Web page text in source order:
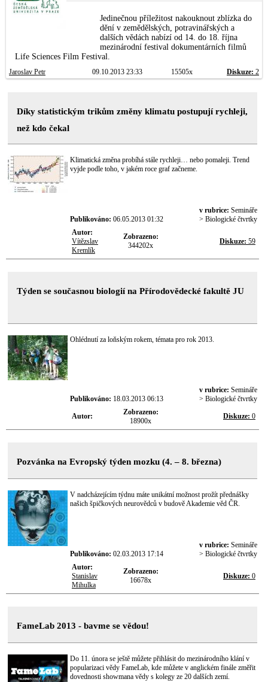
Jedinečnou příležitost nakouknout zblízka do
dění v zemědělských, potravinářských a
dalších vědách nabízí od 14. do 18. října
mezinárodní festival dokumentárních filmů
Life Sciences Film Festival.
Jaroslav Petr 09.10.2013 23:33 15505x Diskuze: 2
Díky statistickým trikům změny klimatu postupují rychleji,
než kdo čekal
Klimatická změna probíhá stále rychleji… nebo pomaleji. Trend
vyjde podle toho, v jakém roce graf začneme.
Publikováno: 06.05.2013 01:32
v rubrice: Semináře
> Biologické čtvrtky
Autor:
Vítězslav
Kremlík
Zobrazeno:
344202x
Diskuze: 59
Týden se současnou biologií na Přírodovědecké fakultě JU
Ohlédnutí za loňským rokem, témata pro rok 2013.
Publikováno: 18.03.2013 06:13
v rubrice: Semináře
> Biologické čtvrtky
Autor:
Zobrazeno:
18900x
Diskuze: 0
Pozvánka na Evropský týden mozku (4. – 8. března)
V nadcházejícím týdnu máte unikátní možnost prožít přednášky
našich špičkových neurovědců v budově Akademie věd ČR.
Publikováno: 02.03.2013 17:14
v rubrice: Semináře
> Biologické čtvrtky
Autor:
Stanislav
Mihulka
Zobrazeno:
16678x
Diskuze: 0
FameLab 2013 - bavme se vědou!
Do 11. února se ještě můžete přihlásit do mezinárodního klání v
popularizaci vědy FameLab, kde můžete v anglickém finále změřit
dovednosti showmana vědy s kolegy ze 20 dalších zemí.